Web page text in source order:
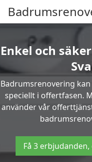
Enkel och
Badrumsrenovering
speciellt i offertfasen.
använder vår
Få 3